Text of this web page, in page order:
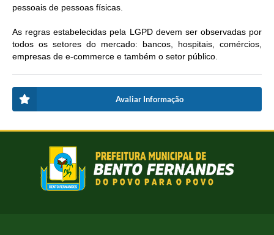
pessoais de pessoas físicas.
As regras estabelecidas pela LGPD devem ser observadas por
todos os setores do mercado: bancos, hospitais, comércios,
empresas de e-commerce e também o setor público.
Avaliar Informação